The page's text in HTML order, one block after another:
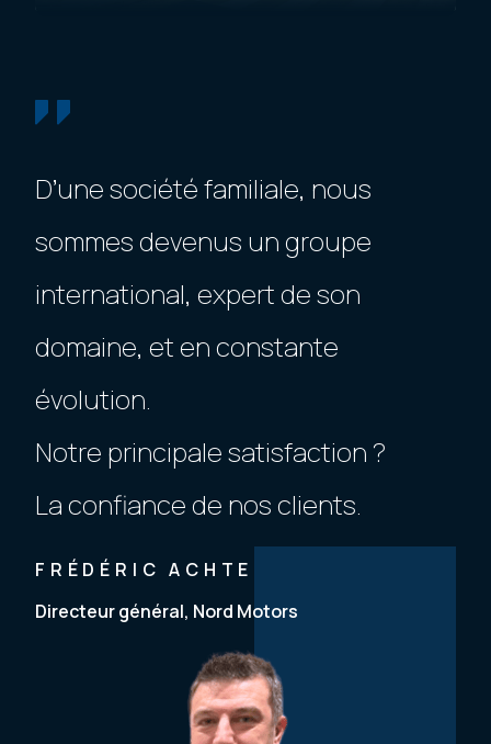
D’une société familiale, nous
sommes devenus un groupe
international, expert de son
domaine, et en constante
évolution.
Notre principale satisfaction ?
La confiance de nos clients.
FRÉDÉRIC ACHTE
Directeur général, Nord Motors